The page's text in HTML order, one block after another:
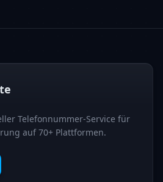
Telefonnummer-Service für
auf 70+ Plattformen.